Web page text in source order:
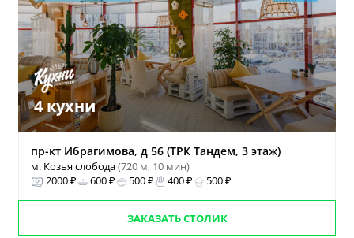
4 кухни
пр-кт Ибрагимова, д 56 (ТРК Тандем, 3 этаж)
м. Козья слобода(720 м, 10 мин)
2000 ₽
600 ₽ 500 ₽ 400 ₽ 500 ₽
ЗАКАЗАТЬ СТОЛИК